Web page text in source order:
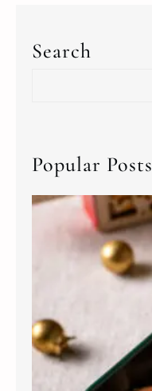
Search
Popular Posts